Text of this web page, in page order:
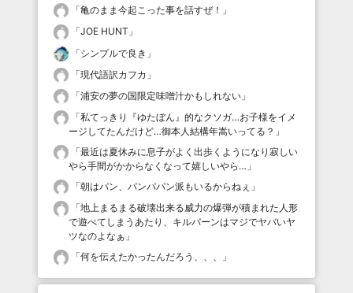
「亀のまま今起こった事を話すぜ！ 」
「JOE HUNT 」
「シンプルで良き 」
「現代語訳カフカ 」
「浦安の夢の国限定味噌汁かもしれない 」
「私てっきり『ゆたぼん』的なクソガ…お子様をイメ
ージしてたんだけど…御本人結構年嵩いってる？ 」
「最近は夏休みに息子がよく出歩くようになり寂しい
やら手間がかからなくなって嬉しいやら… 」
「朝はパン、パンパパン派もいるからねぇ 」
「地上まるまる破壊出来る威力の爆弾が積まれた人形
で遊べてしまうあたり、キルバーンはマジでヤバいヤ
ツなのよなぁ 」
「何を伝えたかったんだろう、、、 」